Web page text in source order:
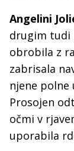
Angelini
drugim tudi
obrobila z
zabrisala
njene polne
Prosojen
očmi v
uporabila